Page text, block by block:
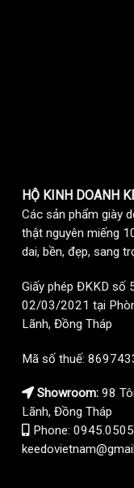
HỘ KINH DOANH
Các sản phẩm giày
thật nguyên miếng
dai, bền, đẹp, sang
Giấy phép ĐKKD số
02/03/2021 tại
Lãnh, Đồng Tháp
Mã số thuế:
Showroom: 98
Lãnh, Đồng Tháp
Phone: